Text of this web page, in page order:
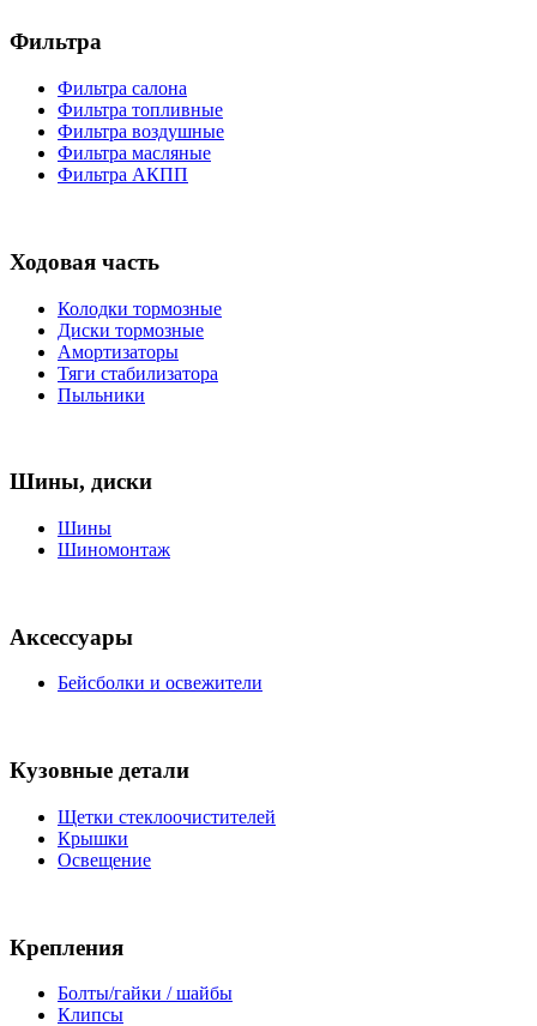
Фильтра
Фильтра салона
Фильтра топливные
Фильтра воздушные
Фильтра масляные
Фильтра АКПП
Ходовая часть
Колодки тормозные
Диски тормозные
Амортизаторы
Тяги стабилизатора
Пыльники
Шины, диски
Шины
Шиномонтаж
Аксессуары
Бейсболки и освежители
Кузовные детали
Щетки стеклоочистителей
Крышки
Освещение
Крепления
Болты/гайки / шайбы
Клипсы